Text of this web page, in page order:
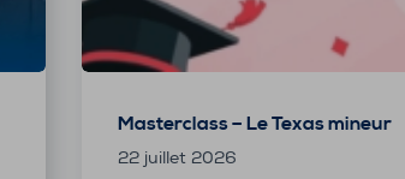
Masterclass – Le Texas mineur
22 juillet 2026